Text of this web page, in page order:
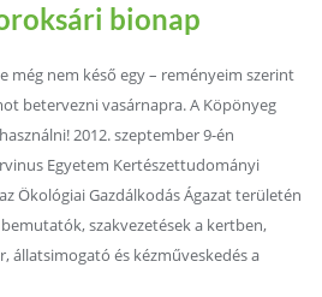
bionap
még nem késő egy – reményeim szerint
betervezni vasárnapra. A Köpönyeg
2012. szeptember 9-én
Egyetem Kertészettudományi
Ökológiai Gazdálkodás Ágazat területén
szakvezetések a kertben,
állatsimogató és kézműveskedés a